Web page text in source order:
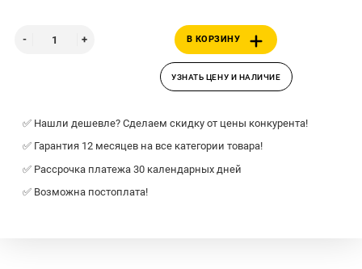
В КОРЗИНУ
УЗНАТЬ ЦЕНУ И НАЛИЧИЕ
✅ Нашли дешевле? Сделаем скидку от цены конкурента!
✅ Гарантия 12 месяцев на все категории товара!
✅ Рассрочка платежа 30 календарных дней
✅ Возможна постоплата!